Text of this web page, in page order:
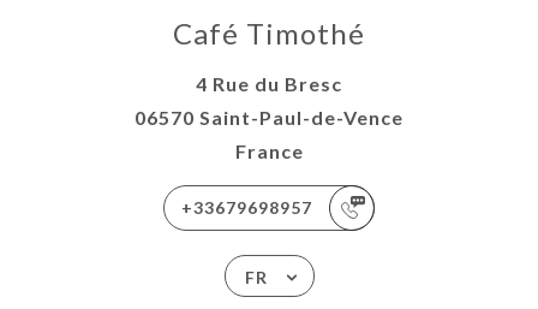
Café Timothé
4 Rue du Bresc
06570 Saint-Paul-de-Vence
France
+33679698957
FR